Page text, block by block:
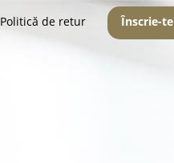
Politică de retur Înscrie-te